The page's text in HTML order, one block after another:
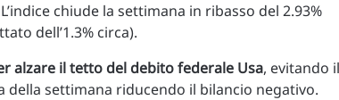
L’indice chiude la settimana in ribasso del 2.93%
dell’1.3% circa).
alzare il tetto del debito federale Usa, evitando il
settimana riducendo il bilancio negativo.